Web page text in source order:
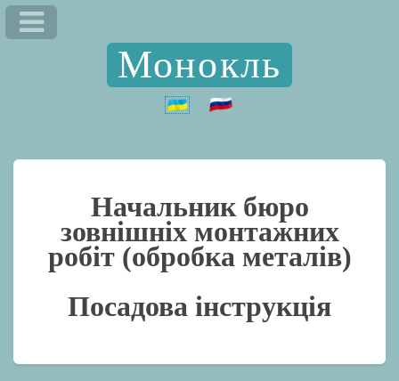
Монокль
Начальник бюро
зовнішніх монтажних
робіт (обробка металів)
Посадова інструкція